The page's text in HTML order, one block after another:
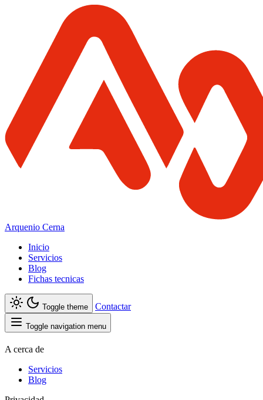
Arquenio Cerna
Inicio
Servicios
Blog
Fichas tecnicas
Toggle theme Contactar
Toggle navigation menu
A cerca de
Servicios
Blog